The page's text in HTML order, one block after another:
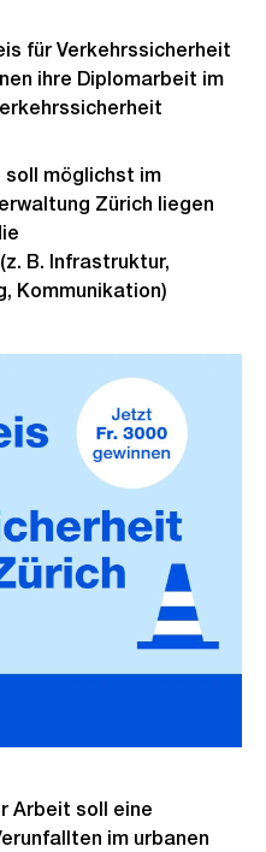
für Verkehrssicherheit
ihre Diplomarbeit im
soll möglichst im
Zürich liegen
B. Infrastruktur,
Kommunikation)
Arbeit soll eine
im urbanen